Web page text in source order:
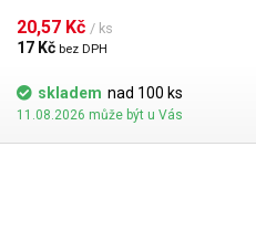
popřípadě hrozí poškození obrobku
jehly.
20,57 Kč / ks
17 Kč bez DPH
skladem nad 100 ks
11.08.2026 může být u Vás